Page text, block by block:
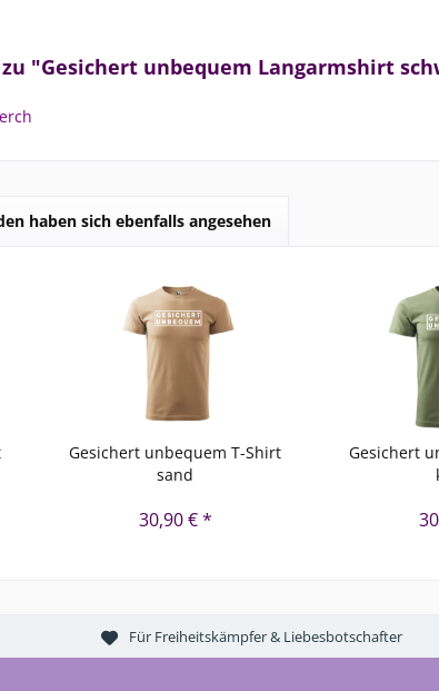
"Gesichert unbequem Langarmshirt
haben sich ebenfalls angesehen
Gesichert unbequem T-Shirt
sand
30,90 € *
Gesichert
Für Freiheitskämpfer & Liebesbotschafter